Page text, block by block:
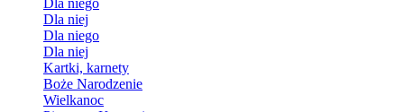
Dla niego
Dla niej
Dla niego
Dla niej
Kartki, karnety
Boże Narodzenie
Wielkanoc